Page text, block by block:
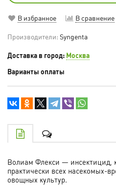
В избранное В сравнение
Производители: Syngenta
Доставка в город: Москва
Варианты оплаты
Волиам Флекси — инсектицид,
практически всех насекомых-
овощных культур.